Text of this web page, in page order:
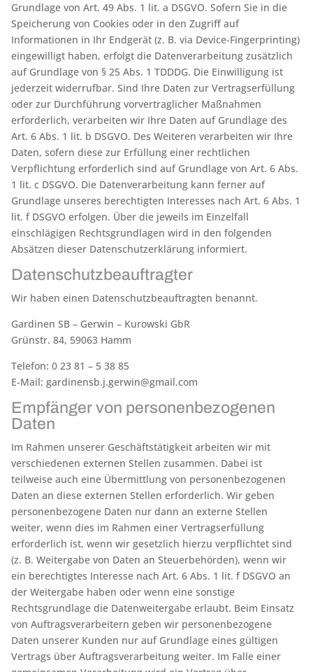
Grundlage von Art. 49 Abs. 1 lit. a DSGVO. Sofern Sie in die
Speicherung von Cookies oder in den Zugriff auf
Informationen in Ihr Endgerät (z. B. via Device-Fingerprinting)
eingewilligt haben, erfolgt die Datenverarbeitung zusätzlich
auf Grundlage von § 25 Abs. 1 TDDDG. Die Einwilligung ist
jederzeit widerrufbar. Sind Ihre Daten zur Vertragserfüllung
oder zur Durchführung vorvertraglicher Maßnahmen
erforderlich, verarbeiten wir Ihre Daten auf Grundlage des
Art. 6 Abs. 1 lit. b DSGVO. Des Weiteren verarbeiten wir Ihre
Daten, sofern diese zur Erfüllung einer rechtlichen
Verpflichtung erforderlich sind auf Grundlage von Art. 6 Abs.
1 lit. c DSGVO. Die Datenverarbeitung kann ferner auf
Grundlage unseres berechtigten Interesses nach Art. 6 Abs. 1
lit. f DSGVO erfolgen. Über die jeweils im Einzelfall
einschlägigen Rechtsgrundlagen wird in den folgenden
Absätzen dieser Datenschutzerklärung informiert.
Datenschutz­beauftragter
Wir haben einen Datenschutzbeauftragten benannt.
Gardinen SB – Gerwin – Kurowski GbR
Grünstr. 84, 59063 Hamm
Telefon: 0 23 81 – 5 38 85
E-Mail: gardinensb.j.gerwin@gmail.com
Empfänger von personenbezogenen
Daten
Im Rahmen unserer Geschäftstätigkeit arbeiten wir mit
verschiedenen externen Stellen zusammen. Dabei ist
teilweise auch eine Übermittlung von personenbezogenen
Daten an diese externen Stellen erforderlich. Wir geben
personenbezogene Daten nur dann an externe Stellen
weiter, wenn dies im Rahmen einer Vertragserfüllung
erforderlich ist, wenn wir gesetzlich hierzu verpflichtet sind
(z. B. Weitergabe von Daten an Steuerbehörden), wenn wir
ein berechtigtes Interesse nach Art. 6 Abs. 1 lit. f DSGVO an
der Weitergabe haben oder wenn eine sonstige
Rechtsgrundlage die Datenweitergabe erlaubt. Beim Einsatz
von Auftragsverarbeitern geben wir personenbezogene
Daten unserer Kunden nur auf Grundlage eines gültigen
Vertrags über Auftragsverarbeitung weiter. Im Falle einer